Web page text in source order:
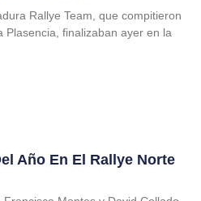
Rallye Team, que compitieron
finalizaban ayer en la
Año En El Rallye Norte